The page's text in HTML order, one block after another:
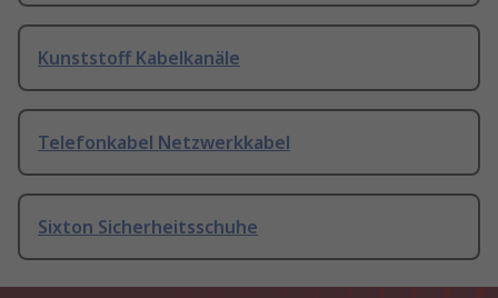
Kunststoff Kabelkanäle
Telefonkabel Netzwerkkabel
Sixton Sicherheitsschuhe